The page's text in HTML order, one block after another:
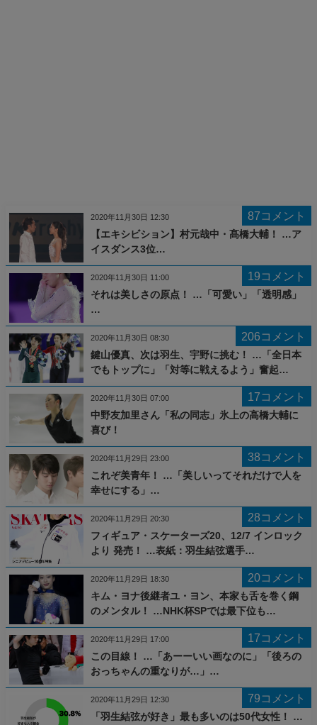
87コメント
【エキシビション】村元哉中・髙橋大輔！ …ア
イスダンス3位…
2020年11月30日 12:30
19コメント
それは美しさの原点！ …「可愛い」「透明感」
…
2020年11月30日 11:00
206コメント
鍵山優真、次は羽生、宇野に挑む！ …「全日本
でもトップに」「対等に戦えるよう」奮起…
2020年11月30日 08:30
17コメント
中野友加里さん「私の同志」氷上の高橋大輔に
喜び！
2020年11月30日 07:00
38コメント
これぞ美青年！ …「美しいってそれだけで人を
幸せにする」…
2020年11月29日 23:00
28コメント
フィギュア・スケーターズ20、12/7 インロック
より 発売！ …表紙：羽生結弦選手…
2020年11月29日 20:30
20コメント
キム・ヨナ後継者ユ・ヨン、本家も舌を巻く鋼
のメンタル！ …NHK杯SPでは最下位も…
2020年11月29日 18:30
17コメント
この目線！ …「あーーいい画なのに」「後ろの
おっちゃんの重なりが…」…
2020年11月29日 17:00
79コメント
「羽生結弦が好き」最も多いのは50代女性！ …
2020年11月29日 12:30